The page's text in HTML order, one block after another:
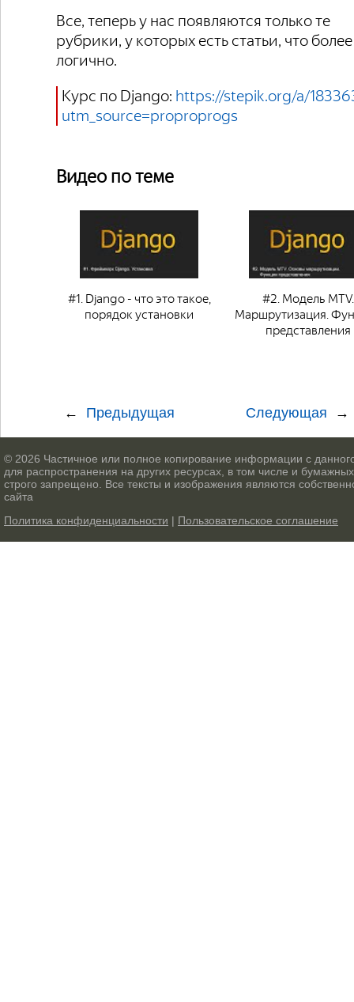
Все, теперь у нас появляются только те
рубрики, у которых есть статьи, что более
логично.
Курс по Django: https://stepik.org/a/
utm_source=proproprogs
Видео по теме
#1. Django - что это такое,
порядок установки
#2. Модель MTV.
Маршрутизация.
представления
Предыдущая Следующая
© 2026 Частичное или полное копирование информации с
для распространения на других ресурсах, в том числе и
строго запрещено. Все тексты и изображения являются
сайта
Политика конфиденциальности | Пользовательское соглашение